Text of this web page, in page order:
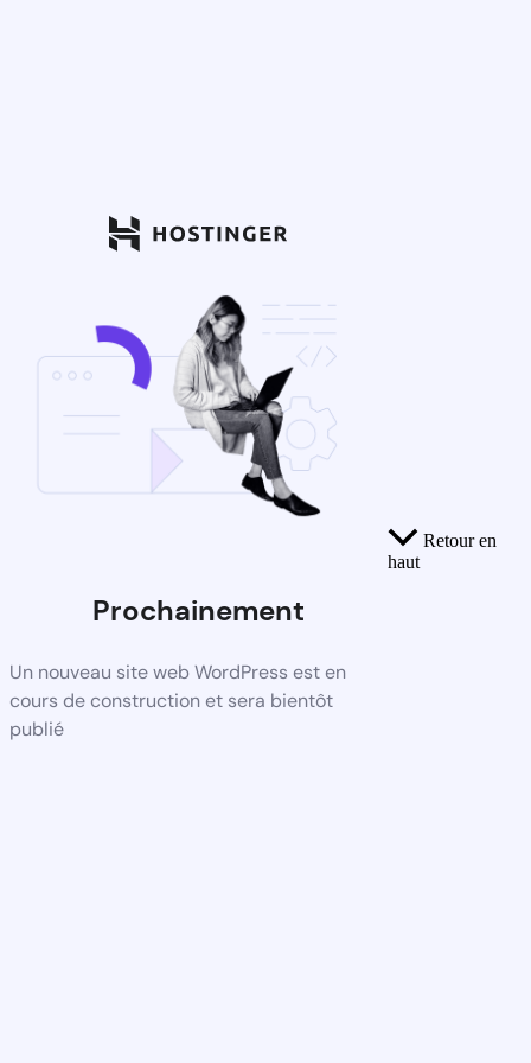
Prochainement
Un nouveau site web WordPress est en
cours de construction et sera bientôt
publié
Retour en
haut